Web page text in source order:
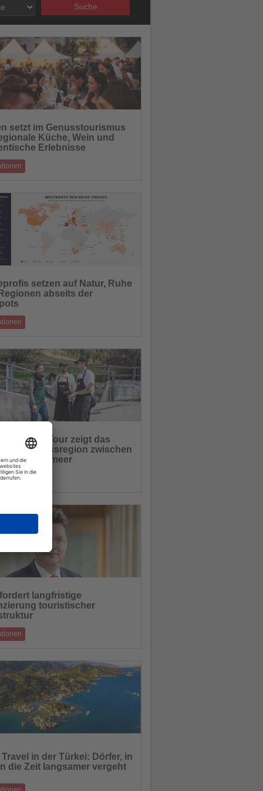
Suche
17.06.2026
setzt im Genusstourismus
Küche, Wein und
Erlebnisse
Weinveranstaltungen un
13.06.2026
setzen auf Natur, Ruhe
abseits der
Reisemagazine
12.06.2026
Grand Tour zeigt das
als Genussregion zwischen
und Mittelmeer
und Spitzenküchen im Sü
11.06.2026
langfristige
touristischer
Sicht des Verbands enger verzahnt
09.06.2026
Travel in der Türkei: Dörfer, in
die Zeit langsamer vergeht